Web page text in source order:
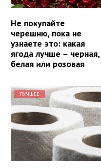
Не покупайте
черешню, пока не
узнаете это: какая
ягода лучше – черная,
белая или розовая
ЛУЧШЕЕ